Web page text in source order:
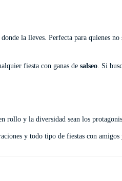
la lleves. Perfecta para quienes
fiesta con ganas de salseo. Si
rollo y la diversidad sean los
y todo tipo de fiestas con amigos